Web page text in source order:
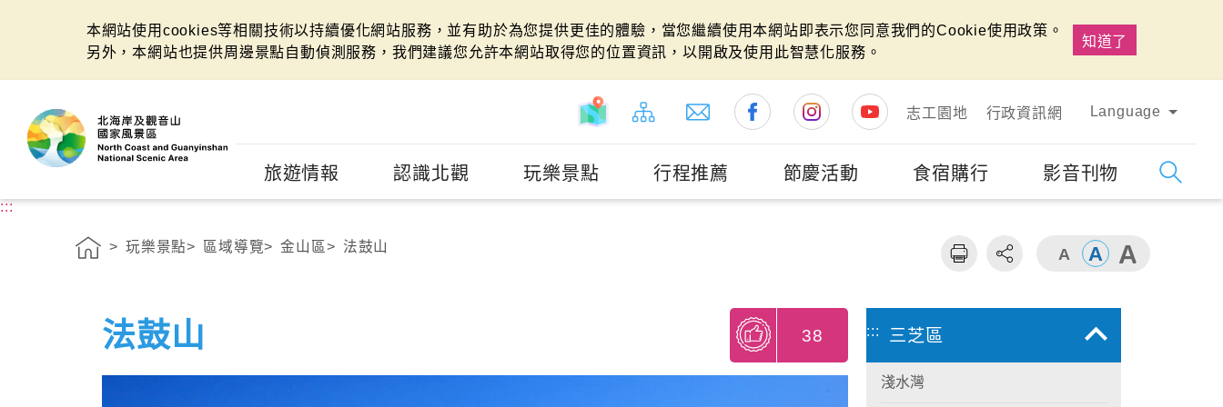
本網站使用cookies等相關技術以持續優化網站服務，並有助於為您提供更佳的體驗，當您繼續使用本網站即表示您同意我們的Cookie使用政策。
另外，本網站也提供周邊景點自動偵測服務，我們建議您允許本網站取得您的位置資訊，以開啟及使用此智慧化服務。
知道了
志工園地
行政資訊網 Language
旅遊情報 認識北觀 玩樂景點 行程推薦 節慶活動 食宿購行 影音刊物
:::
玩樂景點 區域導覽 金山區 法鼓山
法鼓山 38 ::: 三芝區
淺水灣